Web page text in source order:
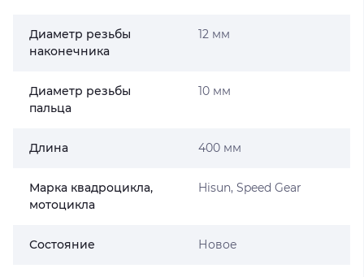
Диаметр резьбы
наконечника
12 мм
Диаметр резьбы
пальца
10 мм
Длина 400 мм
Марка квадроцикла,
мотоцикла
Hisun, Speed Gear
Состояние Новое